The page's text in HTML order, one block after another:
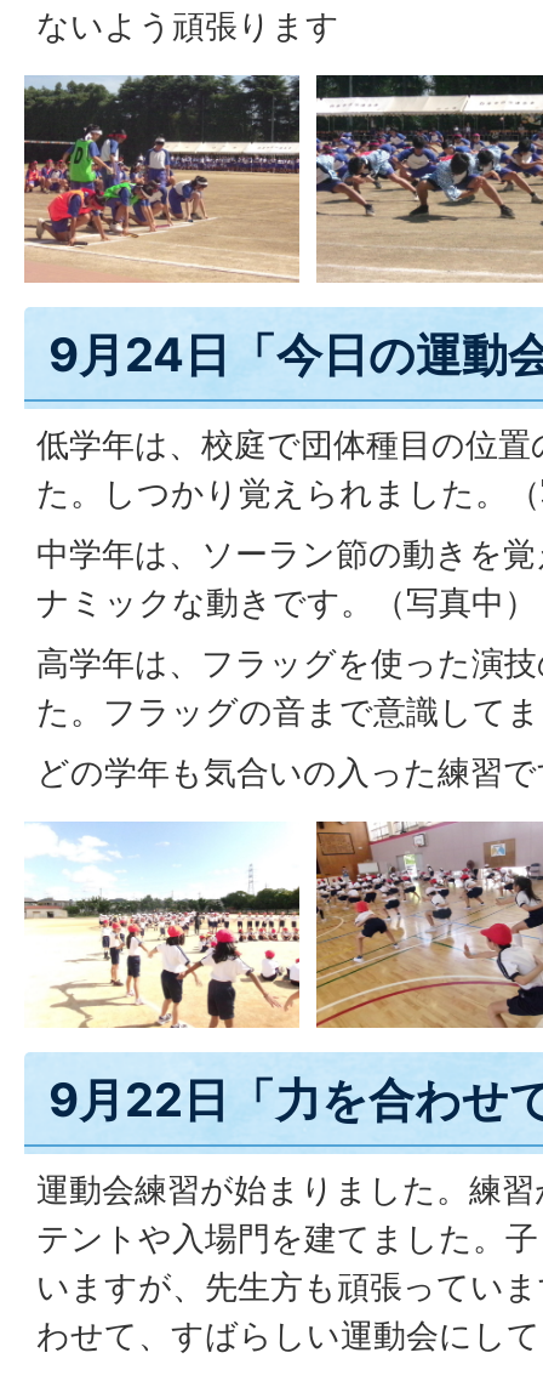
ないよう頑張ります
9月24日「今日の運動
低学年は、校庭で団体種目の位
た。しつかり覚えられました。
中学年は、ソーラン節の動きを
ナミックな動きです。（写真中）
高学年は、フラッグを使った演
た。フラッグの音まで意識して
どの学年も気合いの入った練習
9月22日「力を合わせ
運動会練習が始まりました。練
テントや入場門を建てました。
いますが、先生方も頑張ってい
わせて、すばらしい運動会にし